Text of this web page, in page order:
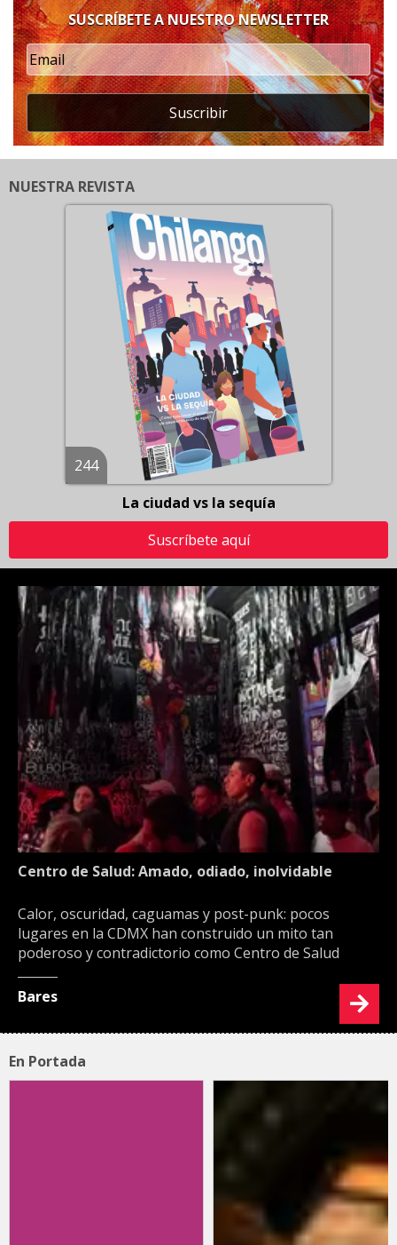
SUSCRÍBETE A NUESTRO NEWSLETTER
Suscribir
NUESTRA REVISTA
244
La ciudad vs la sequía
Suscríbete aquí
Centro de Salud: Amado, odiado, inolvidable
Calor, oscuridad, caguamas y post-punk: pocos
lugares en la CDMX han construido un mito tan
poderoso y contradictorio como Centro de Salud
Bares
En Portada